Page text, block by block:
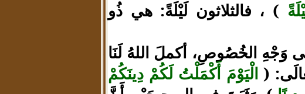
) ، فالثلاثون لَيْلَةً: هي ذُو
وَجْهِ الخُصُوصِ، أكملَ اللهُ لَنَا
( الْيَوْمَ أَكْمَلْتُ لَكُمْ دِينَكُمْ